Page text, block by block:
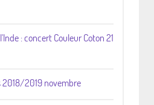
: concert Couleur Coton 21
2018/2019 novembre